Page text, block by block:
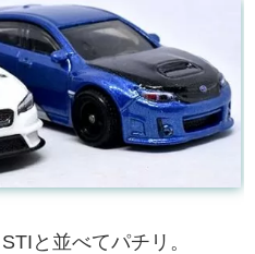
と並べてパチリ。